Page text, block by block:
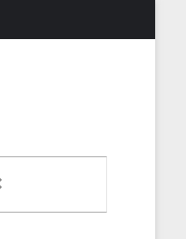
Nasumični članak